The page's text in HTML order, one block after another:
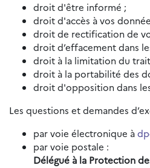
droit d'être informé ;
droit d'accès à vos
droit de rectification de
droit d’effacement dans
droit à la limitation du
droit à la portabilité des
droit d'opposition dans
Les questions et demandes
par voie électronique à
par voie postale :
Délégué à la Protection